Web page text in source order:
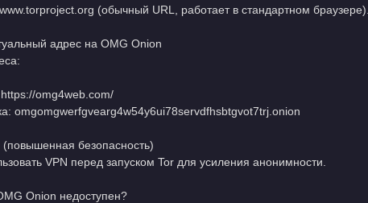
(обычный URL, работает в стандартном браузере).
адрес на OMG Onion
omg4web.com/
omgomgwerfgvearg4w54y6ui78servdfhsbtgvot7trj.onion
безопасность)
VPN перед запуском Tor для усиления анонимности.
Onion недоступен?